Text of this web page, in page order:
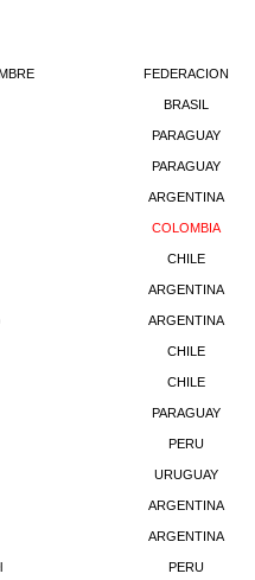
FEDERACION
BRASIL
PARAGUAY
PARAGUAY
ARGENTINA
COLOMBIA
CHILE
ARGENTINA
ARGENTINA
CHILE
CHILE
PARAGUAY
PERU
URUGUAY
ARGENTINA
ARGENTINA
PERU